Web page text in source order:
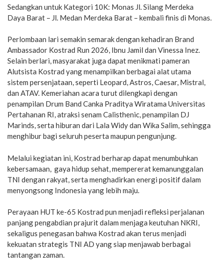
Sedangkan untuk Kategori 10K: Monas Jl. Silang Merdeka
Daya Barat – Jl. Medan Merdeka Barat – kembali finis di Monas.
Perlombaan lari semakin semarak dengan kehadiran Brand
Ambassador Kostrad Run 2026, Ibnu Jamil dan Vinessa Inez.
Selain berlari, masyarakat juga dapat menikmati pameran
Alutsista Kostrad yang menampilkan berbagai alat utama
sistem persenjataan, seperti Leopard, Astros, Caesar, Mistral,
dan ATAV. Kemeriahan acara turut dilengkapi dengan
penampilan Drum Band Canka Praditya Wiratama Universitas
Pertahanan RI, atraksi senam Calisthenic, penampilan DJ
Marinds, serta hiburan dari Lala Widy dan Wika Salim, sehingga
menghibur bagi seluruh peserta maupun pengunjung.
Melalui kegiatan ini, Kostrad berharap dapat menumbuhkan
kebersamaan, gaya hidup sehat, mempererat kemanunggalan
TNI dengan rakyat, serta menghadirkan energi positif dalam
menyongsong Indonesia yang lebih maju.
Perayaan HUT ke-65 Kostrad pun menjadi refleksi perjalanan
panjang pengabdian prajurit dalam menjaga keutuhan NKRI,
sekaligus penegasan bahwa Kostrad akan terus menjadi
kekuatan strategis TNI AD yang siap menjawab berbagai
tantangan zaman.